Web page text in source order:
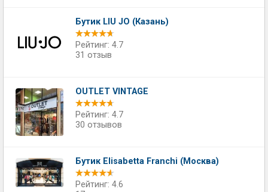
Бутик LIU JO (Казань)
Рейтинг: 4.7
31 отзыв
OUTLET VINTAGE
Рейтинг: 4.7
30 отзывов
Бутик Elisabetta Franсhi (Москва)
Рейтинг: 4.6